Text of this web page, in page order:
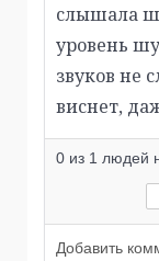
слышала
уровень
звуков не
виснет,
0 из 1 людей
Добавить